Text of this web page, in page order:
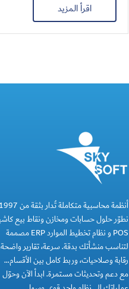
اقرأ المزيد
أنظمة محاسبية متكاملة تُدار بثقة من 1997
نطوّر حلول حسابات ومخازن ونقاط بيع
POS و نظام تخطيط الموارد ERP مصممة
لتناسب منشأتك بدقة. سرعة، تقارير
رقابة وصلاحيات، وربط كامل بين الأقسام…
مع دعم وتحديثات مستمرة. ابدأ الآن وحوّل